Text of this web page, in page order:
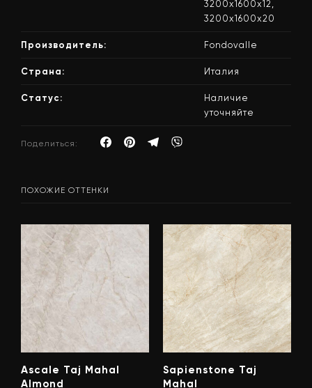
3200x1600x12,
3200x1600x20
Производитель: Fondovalle
Страна: Италия
Статус:
Наличие
уточняйте
Поделиться:
ПОХОЖИЕ ОТТЕНКИ
Ascale Taj Mahal
Almond
Sapienstone Taj
Mahal